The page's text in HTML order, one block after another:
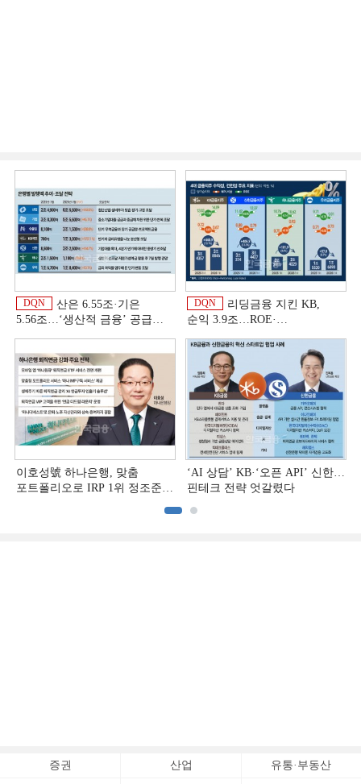
DQN
산은 6.55조·기은
5.56조…‘생산적 금융ʼ 공급
DQN
리딩금융 지킨 KB,
순익 3.9조…ROE·
상반기 금융 리그테이블]
이호성號 하나은행, 맞춤
포트폴리오로 IRP 1위 정조준
‘AI 상담’ KB·‘오픈 API’ 신한…
핀테크 전략 엇갈렸다
증권 산업 유통·부동산